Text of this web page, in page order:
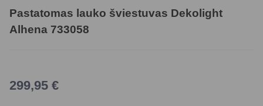
Pastatomas lauko šviestuvas Dekolight
Alhena 733058
299,95 €